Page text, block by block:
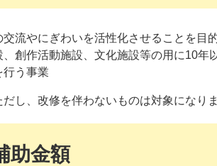
交流やにぎわいを活性化させることを目
、創作活動施設、文化施設等の用に10年
行う事業
し、改修を伴わないものは対象になりま
助金額